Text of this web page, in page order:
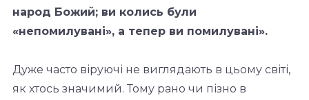
народ Божий; ви колись були
«непомилувані», а тепер ви помилувані».
Дуже часто віруючі не виглядають в цьому світі,
як хтось значимий. Тому рано чи пізно в